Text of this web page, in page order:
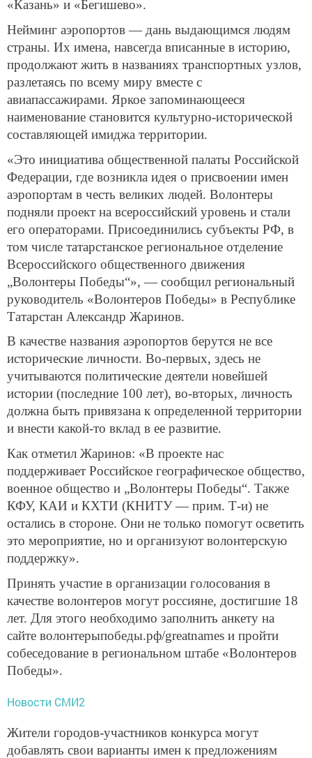
«Казань» и «Бегишево».
Нейминг аэропортов — дань выдающимся людям
страны. Их имена, навсегда вписанные в историю,
продолжают жить в названиях транспортных узлов,
разлетаясь по всему миру вместе с
авиапассажирами. Яркое запоминающееся
наименование становится культурно-исторической
составляющей имиджа территории.
«Это инициатива общественной палаты Российской
Федерации, где возникла идея о присвоении имен
аэропортам в честь великих людей. Волонтеры
подняли проект на всероссийский уровень и стали
его операторами. Присоединились субъекты РФ, в
том числе татарстанское региональное отделение
Всероссийского общественного движения
„Волонтеры Победы“», — сообщил региональный
руководитель «Волонтеров Победы» в Республике
Татарстан Александр Жаринов.
В качестве названия аэропортов берутся не все
исторические личности. Во-первых, здесь не
учитываются политические деятели новейшей
истории (последние 100 лет), во-вторых, личность
должна быть привязана к определенной территории
и внести какой-то вклад в ее развитие.
Как отметил Жаринов: «В проекте нас
поддерживает Российское географическое общество,
военное общество и „Волонтеры Победы“. Также
КФУ, КАИ и КХТИ (КНИТУ — прим. Т-и) не
остались в стороне. Они не только помогут осветить
это мероприятие, но и организуют волонтерскую
поддержку».
Принять участие в организации голосования в
качестве волонтеров могут россияне, достигшие 18
лет. Для этого необходимо заполнить анкету на
сайте волонтерыпобеды.рф/greatnames и пройти
собеседование в региональном штабе «Волонтеров
Победы».
Новости СМИ2
Жители городов-участников конкурса могут
добавлять свои варианты имен к предложениям